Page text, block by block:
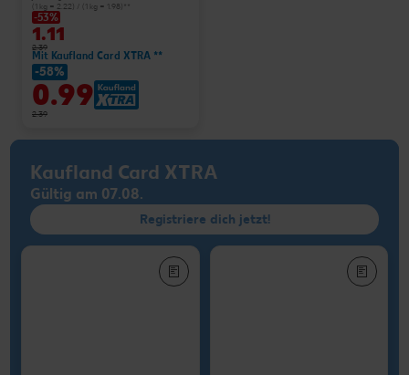
(1 kg = 2.22) / (1 kg = 1.98)**
-53%
1.11
2.39
Mit Kaufland Card XTRA **
-58%
0.99
2.39
Kaufland Card XTRA
Gültig am 07.08.
Registriere dich jetzt!